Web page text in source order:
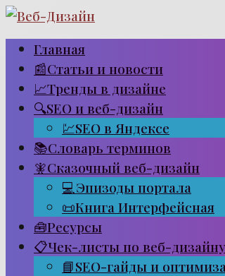
Перейти
контенту
Главная
📰Статьи и новости
📈Тренды в дизайне
🔍SEO и веб-дизайн
💹SEO в Яндексе
📚Словарь терминов
🧚Сказочный веб-дизайн
💻Эпизоды портала
📜Книга Интерфейсная
🧰Ресурсы
📋Чек-листы по веб-дизайну
📘SEO-гайды и